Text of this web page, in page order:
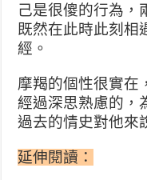
己是很傻的行為，
既然在此時此刻相
經。
摩羯的個性很實在
經過深思熟慮的，
過去的情史對他來
延伸閱讀：